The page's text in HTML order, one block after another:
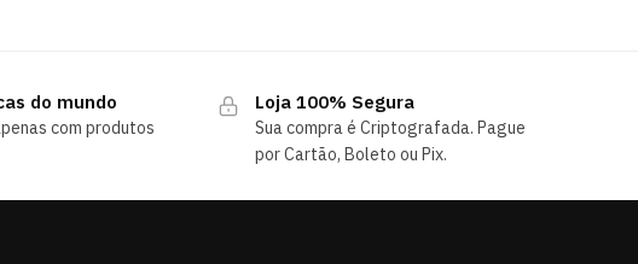
do mundo
com produtos
Loja 100% Segura
Sua compra é Criptografada. Pague
por Cartão, Boleto ou Pix.